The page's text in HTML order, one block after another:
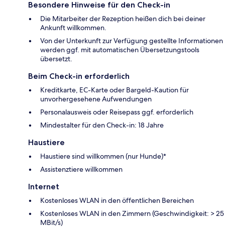
Besondere Hinweise für den Check-in
Die Mitarbeiter der Rezeption heißen dich bei deiner
Ankunft willkommen.
Von der Unterkunft zur Verfügung gestellte Informationen
werden ggf. mit automatischen Übersetzungstools
übersetzt.
Beim Check-in erforderlich
Kreditkarte, EC-Karte oder Bargeld-Kaution für
unvorhergesehene Aufwendungen
Personalausweis oder Reisepass ggf. erforderlich
Mindestalter für den Check-in: 18 Jahre
Haustiere
Haustiere sind willkommen (nur Hunde)*
Assistenztiere willkommen
Internet
Kostenloses WLAN in den öffentlichen Bereichen
Kostenloses WLAN in den Zimmern (Geschwindigkeit: > 25
MBit/s)